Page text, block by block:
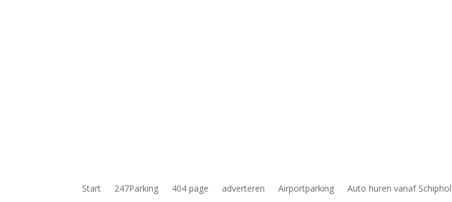
Start 247Parking 404 page adverteren Airportparking Auto huren vanaf Schiphol